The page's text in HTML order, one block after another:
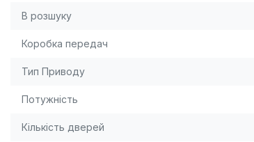
В розшуку
Коробка передач
Тип Приводу
Потужність
Кількість дверей